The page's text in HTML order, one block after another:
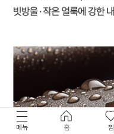
메뉴 홈 찜